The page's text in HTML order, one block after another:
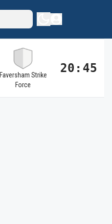
Faversham Strike
Force
20:45